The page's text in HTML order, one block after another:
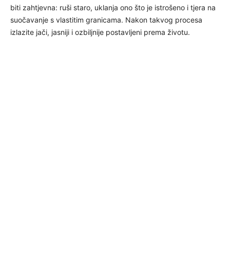
biti zahtjevna: ruši staro, uklanja ono što je istrošeno i tjera na
suočavanje s vlastitim granicama. Nakon takvog procesa
izlazite jači, jasniji i ozbiljnije postavljeni prema životu.